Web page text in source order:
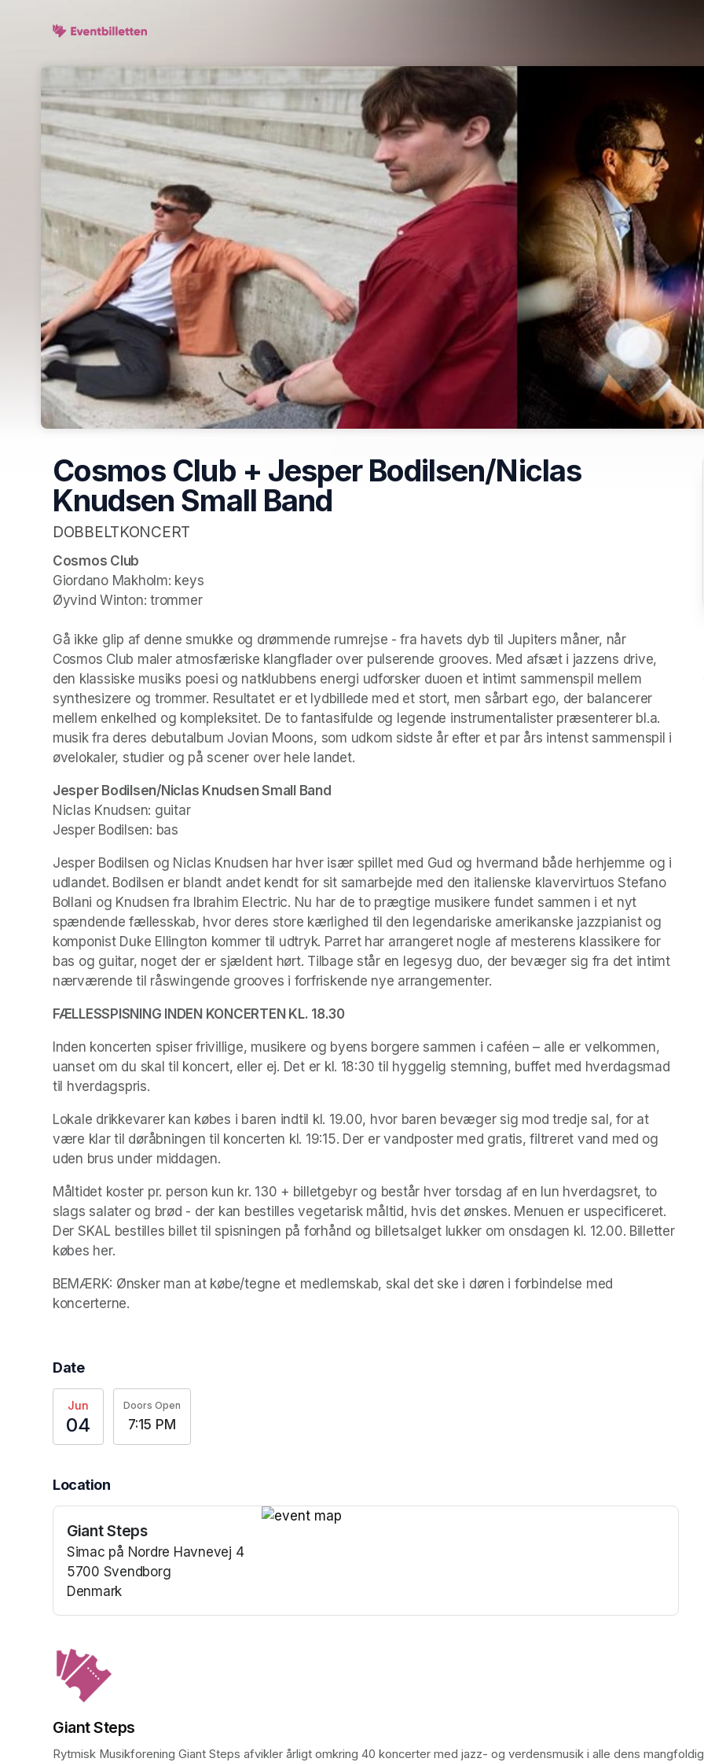
Cosmos Club + Jesper Bodilsen/Niclas
Knudsen Small Band
DOBBELTKONCERT
Cosmos Club
Giordano Makholm: keys
Øyvind Winton: trommer
Gå ikke glip af denne smukke og drømmende rumrejse - fra havets dyb til Jupiters måner, når
Cosmos Club maler atmosfæriske klangflader over pulserende grooves. Med afsæt i jazzens drive,
den klassiske musiks poesi og natklubbens energi udforsker duoen et intimt sammenspil mellem
synthesizere og trommer. Resultatet er et lydbillede med et stort, men sårbart ego, der balancerer
mellem enkelhed og kompleksitet. De to fantasifulde og legende instrumentalister præsenterer bl.a.
musik fra deres debutalbum Jovian Moons, som udkom sidste år efter et par års intenst sammenspil i
øvelokaler, studier og på scener over hele landet.
Jesper Bodilsen/Niclas Knudsen Small Band
Niclas Knudsen: guitar
Jesper Bodilsen: bas
Jesper Bodilsen og Niclas Knudsen har hver især spillet med Gud og hvermand både herhjemme og i
udlandet. Bodilsen er blandt andet kendt for sit samarbejde med den italienske klavervirtuos Stefano
Bollani og Knudsen fra Ibrahim Electric. Nu har de to prægtige musikere fundet sammen i et nyt
spændende fællesskab, hvor deres store kærlighed til den legendariske amerikanske jazzpianist og
komponist Duke Ellington kommer til udtryk. Parret har arrangeret nogle af mesterens klassikere for
bas og guitar, noget der er sjældent hørt. Tilbage står en legesyg duo, der bevæger sig fra det intimt
nærværende til råswingende grooves i forfriskende nye arrangementer.
FÆLLESSPISNING INDEN KONCERTEN KL. 18.30
Inden koncerten spiser frivillige, musikere og byens borgere sammen i caféen – alle er velkommen,
uanset om du skal til koncert, eller ej. Det er kl. 18:30 til hyggelig stemning, buffet med hverdagsmad
til hverdagspris.
Lokale drikkevarer kan købes i baren indtil kl. 19.00, hvor baren bevæger sig mod tredje sal, for at
være klar til døråbningen til koncerten kl. 19:15. Der er vandposter med gratis, filtreret vand med og
uden brus under middagen.
Måltidet koster pr. person kun kr. 130 + billetgebyr og består hver torsdag af en lun hverdagsret, to
slags salater og brød - der kan bestilles vegetarisk måltid, hvis det ønskes. Menuen er uspecificeret.
Der SKAL bestilles billet til spisningen på forhånd og billetsalget lukker om onsdagen kl. 12.00. Billetter
købes her.
BEMÆRK: Ønsker man at købe/tegne et medlemskab, skal det ske i døren i forbindelse med
koncerterne.
Date
Jun
04
Doors Open
7:15 PM
Location
Giant Steps
Simac på Nordre Havnevej 4
5700 Svendborg
Denmark
(opens in a new tab)
Giant Steps
Rytmisk Musikforening Giant Steps afvikler årligt omkring 40 koncerter med jazz- og verdensmusik i alle dens